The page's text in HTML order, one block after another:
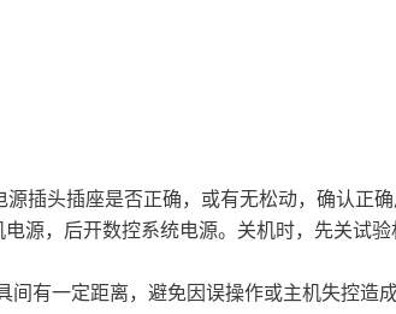
插头插座是否正确，或有无松动，确认正
源，后开数控系统电源。关机时，先关试
有一定距离，避免因误操作或主机失控造